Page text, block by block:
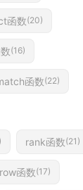
函数(20)
(16)
函数(22)
rank函数(21)
row函数(17)